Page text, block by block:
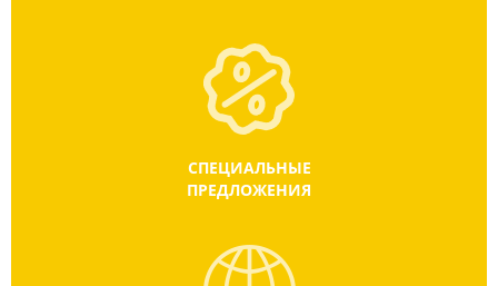
СПЕЦИАЛЬНЫЕ
ПРЕДЛОЖЕНИЯ